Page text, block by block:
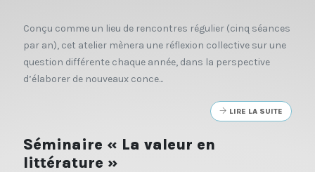
Conçu comme un lieu de rencontres régulier (cinq séances
par an), cet atelier mènera une réflexion collective sur une
question différente chaque année, dans la perspective
d’élaborer de nouveaux conce...
LIRE LA SUITE
Séminaire « La valeur en
littérature »